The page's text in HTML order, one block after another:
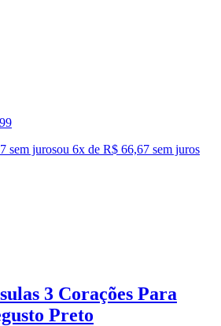
99
sem jurosou 6x de R$ 66,67 sem juros
3 Corações Para
Preto